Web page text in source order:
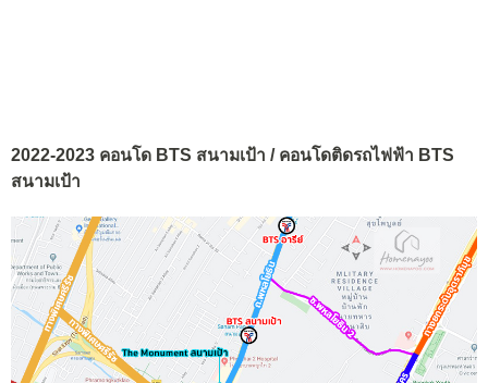
2022-2023 คอนโด BTS สนามเป้า / คอนโดติดรถไฟฟ้า BTS
สนามเป้า